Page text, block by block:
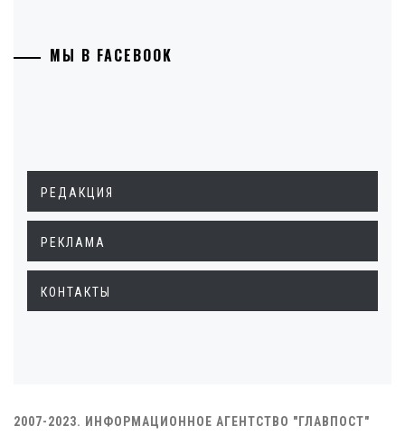
МЫ В FACEBOOK
РЕДАКЦИЯ
РЕКЛАМА
КОНТАКТЫ
2007-2023. ИНФОРМАЦИОННОЕ АГЕНТСТВО "ГЛАВПОСТ"